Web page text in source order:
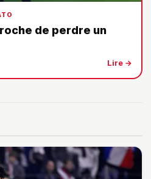
de perdre un
Lire →